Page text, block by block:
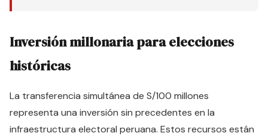
Inversión millonaria para elecciones
históricas
La transferencia simultánea de S/100 millones
representa una inversión sin precedentes en la
infraestructura electoral peruana. Estos recursos están